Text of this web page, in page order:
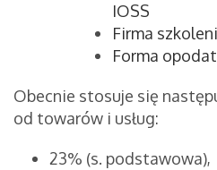
IOSS
Firma
Forma
Obecnie stosuje się
od towarów i usług:
23% (s. podstawowa),